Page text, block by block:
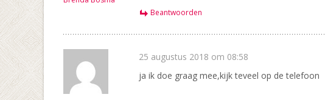
Beantwoorden
25 augustus 2018 om 08:58
ja ik doe graag mee,kijk teveel op de telefoon